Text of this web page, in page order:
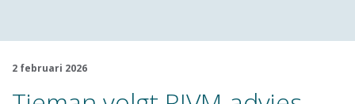
2 februari 2026